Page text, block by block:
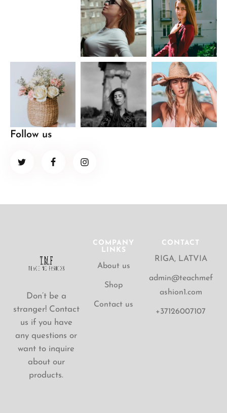
Follow us
Don’t be a
stranger! Contact
us if you have
any questions or
want to inquire
about our
products.
COMPANY
LINKS
About us
Shop
Contact us
CONTACT
RIGA, LATVIA
admin@teachmef
ashion1.com
+37126007107